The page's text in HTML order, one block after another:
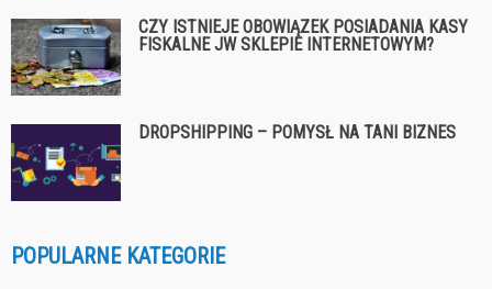
CZY ISTNIEJE OBOWIĄZEK POSIADANIA KASY
FISKALNE JW SKLEPIE INTERNETOWYM?
DROPSHIPPING – POMYSŁ NA TANI BIZNES
POPULARNE KATEGORIE